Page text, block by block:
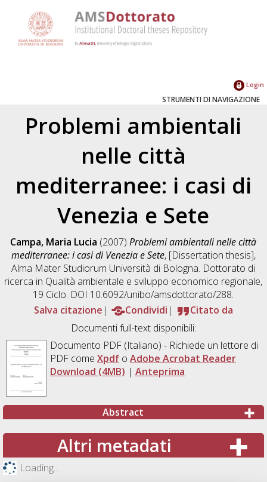
Login
STRUMENTI DI NAVIGAZIONE
Problemi ambientali
nelle città
mediterranee: i casi di
Venezia e Sete
Campa, Maria Lucia (2007)Problemi ambientali nelle città
mediterranee: i casi di Venezia e Sete, [Dissertation thesis],
Alma Mater Studiorum Università di Bologna. Dottorato di
ricerca in Qualità ambientale e sviluppo economico regionale,
19 Ciclo. DOI 10.6092/unibo/amsdottorato/288.
Salva citazione
Condividi
Citato da
Documenti full-text disponibili:
Documento PDF(Italiano) - Richiede un lettore di
PDF come Xpdfo Adobe Acrobat Reader
Download (4MB) | Anteprima
Abstract
Altri metadati
Loading...